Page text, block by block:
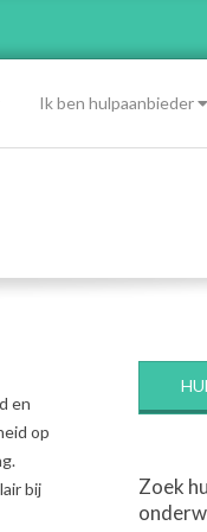
Ik ben hulpaanbieder
en
op
bij
Zoek